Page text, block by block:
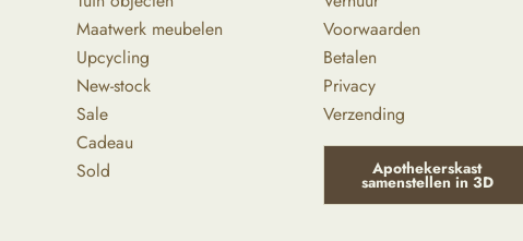
Maatwerk meubelen
Upcycling
New-stock
Sale
Cadeau
Sold
Voorwaarden
Betalen
Privacy
Verzending
Apothekerskast
samenstellen in 3D